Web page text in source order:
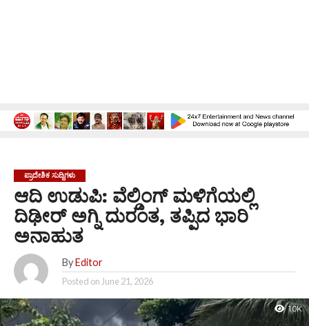
ಪ್ರಾದೇಶಿಕ ಸುದ್ದಿಗಳು
ಆದಿ ಉಡುಪಿ: ವೆಲ್ಡಿಂಗ್ ಮಳಿಗೆಯಲ್ಲಿ
ದಿಢೀರ್ ಅಗ್ನಿ ದುರಂತ, ತಪ್ಪಿದ ಭಾರಿ
ಅನಾಹುತ
By Editor
Posted onJune 21, 2026
1.0K